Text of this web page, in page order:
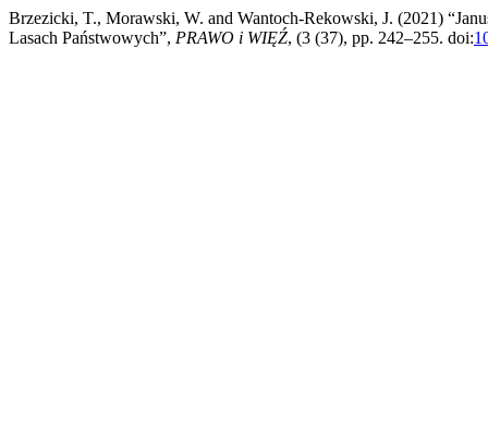
Brzezicki, T., Morawski, W. and Wantoch-Rekowski, J. (2021)
Lasach Państwowych”, PRAWO i WIĘŹ, (3 (37), pp. 242–255. doi: